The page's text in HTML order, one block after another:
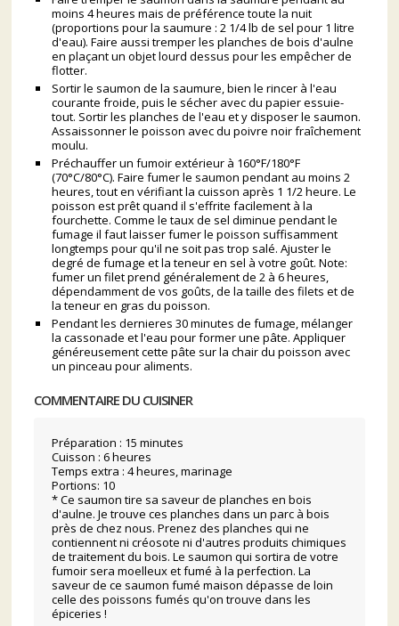
moins 4 heures mais de préférence toute la nuit
(proportions pour la saumure : 2 1/4 lb de sel pour 1 litre
d'eau). Faire aussi tremper les planches de bois d'aulne
en plaçant un objet lourd dessus pour les empêcher de
flotter.
Sortir le saumon de la saumure, bien le rincer à l'eau
courante froide, puis le sécher avec du papier essuie-
tout. Sortir les planches de l'eau et y disposer le saumon.
Assaissonner le poisson avec du poivre noir fraîchement
moulu.
Préchauffer un fumoir extérieur à 160°F/180°F
(70°C/80°C). Faire fumer le saumon pendant au moins 2
heures, tout en vérifiant la cuisson après 1 1/2 heure. Le
poisson est prêt quand il s'effrite facilement à la
fourchette. Comme le taux de sel diminue pendant le
fumage il faut laisser fumer le poisson suffisamment
longtemps pour qu'il ne soit pas trop salé. Ajuster le
degré de fumage et la teneur en sel à votre goût. Note:
fumer un filet prend généralement de 2 à 6 heures,
dépendamment de vos goûts, de la taille des filets et de
la teneur en gras du poisson.
Pendant les dernieres 30 minutes de fumage, mélanger
la cassonade et l'eau pour former une pâte. Appliquer
généreusement cette pâte sur la chair du poisson avec
un pinceau pour aliments.
COMMENTAIRE DU CUISINER
Préparation : 15 minutes
Cuisson : 6 heures
Temps extra : 4 heures, marinage
Portions: 10
* Ce saumon tire sa saveur de planches en bois
d'aulne. Je trouve ces planches dans un parc à bois
près de chez nous. Prenez des planches qui ne
contiennent ni créosote ni d'autres produits chimiques
de traitement du bois. Le saumon qui sortira de votre
fumoir sera moelleux et fumé à la perfection. La
saveur de ce saumon fumé maison dépasse de loin
celle des poissons fumés qu'on trouve dans les
épiceries !